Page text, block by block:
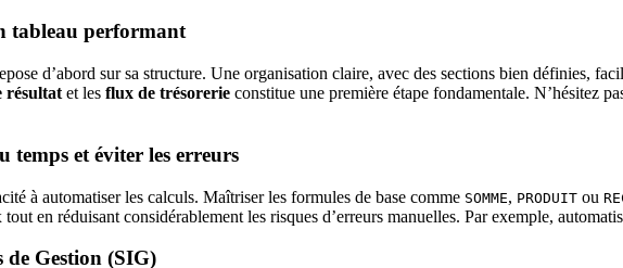
tableau performant
d’abord sur sa structure. Une organisation claire, avec des sections bien définies,
résultat et les flux de trésorerie constitue une première étape fondamentale. N’hésitez
temps et éviter les erreurs
à automatiser les calculs. Maîtriser les formules de base comme SOMME, PRODUIT ou
en réduisant considérablement les risques d’erreurs manuelles. Par exemple,
de Gestion (SIG)